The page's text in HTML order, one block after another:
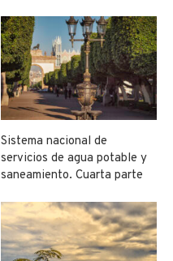
Sistema nacional de
servicios de agua potable y
saneamiento. Cuarta parte